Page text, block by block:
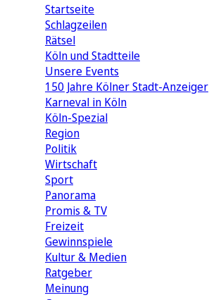
Startseite
Schlagzeilen
Rätsel
Köln und Stadtteile
Unsere Events
150 Jahre Kölner Stadt-Anzeiger
Karneval in Köln
Köln-Spezial
Region
Politik
Wirtschaft
Sport
Panorama
Promis & TV
Freizeit
Gewinnspiele
Kultur & Medien
Ratgeber
Meinung